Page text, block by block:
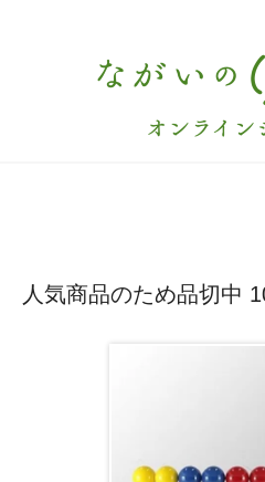
人気商品のため品切中